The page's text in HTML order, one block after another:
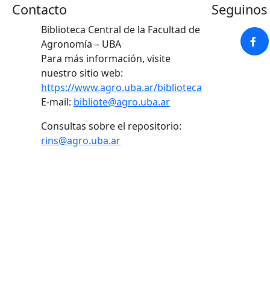
Contacto
Biblioteca Central de la Facultad de
Agronomía – UBA
Para más información, visite
nuestro sitio web:
https://www.agro.uba.ar/biblioteca
E-mail: bibliote@agro.uba.ar
Consultas sobre el repositorio:
rins@agro.uba.ar